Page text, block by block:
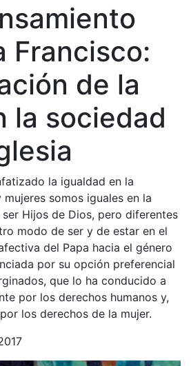
Francisco:
de la
la sociedad
la igualdad en la
somos iguales en la
Hijos de Dios, pero diferentes
modo de ser y de estar en el
del Papa hacia el género
por su opción preferencial
que lo ha conducido a
por los derechos humanos y,
los derechos de la mujer.